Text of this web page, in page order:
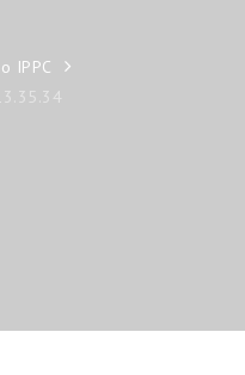
IPPC